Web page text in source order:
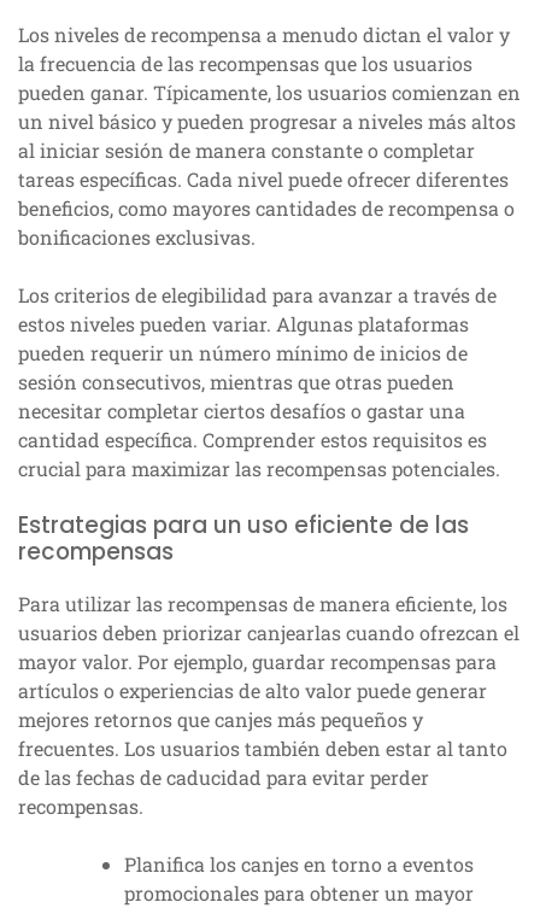
Los niveles de recompensa a menudo dictan el valor y
la frecuencia de las recompensas que los usuarios
pueden ganar. Típicamente, los usuarios comienzan en
un nivel básico y pueden progresar a niveles más altos
al iniciar sesión de manera constante o completar
tareas específicas. Cada nivel puede ofrecer diferentes
beneficios, como mayores cantidades de recompensa o
bonificaciones exclusivas.
Los criterios de elegibilidad para avanzar a través de
estos niveles pueden variar. Algunas plataformas
pueden requerir un número mínimo de inicios de
sesión consecutivos, mientras que otras pueden
necesitar completar ciertos desafíos o gastar una
cantidad específica. Comprender estos requisitos es
crucial para maximizar las recompensas potenciales.
Estrategias para un uso eficiente de las
recompensas
Para utilizar las recompensas de manera eficiente, los
usuarios deben priorizar canjearlas cuando ofrezcan el
mayor valor. Por ejemplo, guardar recompensas para
artículos o experiencias de alto valor puede generar
mejores retornos que canjes más pequeños y
frecuentes. Los usuarios también deben estar al tanto
de las fechas de caducidad para evitar perder
recompensas.
Planifica los canjes en torno a eventos
promocionales para obtener un mayor